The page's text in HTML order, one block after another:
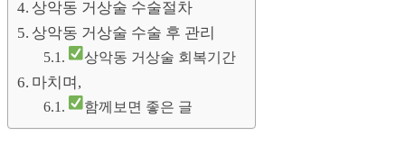
상악동 거상술 수술절차
상악동 거상술 수술 후 관리
상악동 거상술 회복기간
마치며,
함께보면 좋은 글